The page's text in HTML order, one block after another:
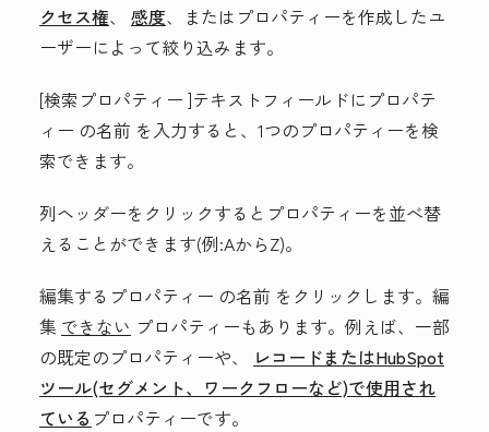
クセス権、 感度、またはプロパティーを作成したユ
ーザーによって絞り込みます。
[検索プロパティー ]テキストフィールドにプロパテ
ィー の名前 を入力すると、1つのプロパティーを検
索できます。
列ヘッダーをクリックすると プロパティーを並べ替
えることができます(例:AからZ)。
編集するプロパティー の名前 をクリックします。編
集 できない プロパティーもあります。例えば、一部
の既定のプロパティーや、
レコードまたはHubSpot
ツール(セグメント、ワークフローなど)で使用され
ている プロパティーです。